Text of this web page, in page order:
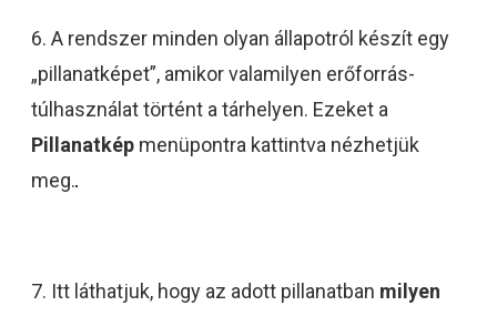
6. A rendszer minden olyan állapotról készít egy
„pillanatképet”, amikor valamilyen erőforrás-
túlhasználat történt a tárhelyen. Ezeket a
Pillanatkép menüpontra kattintva nézhetjük
meg.
7. Itt láthatjuk, hogy az adott pillanatban milyen